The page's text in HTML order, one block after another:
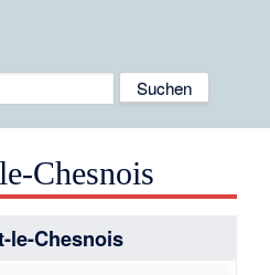
Chesnois
le-Chesnois